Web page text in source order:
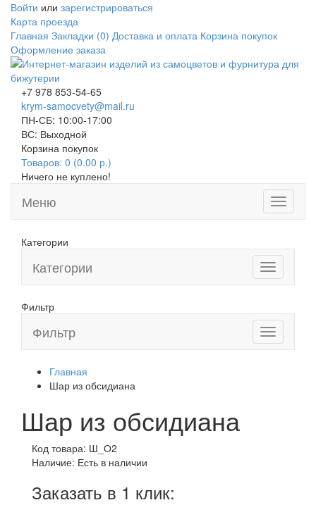
Войти или зарегистрироваться
Карта проезда
Главная Закладки (0) Доставка и оплата Корзина покупок
Оформление заказа
+7 978 853-54-65
krym-samocvety@mail.ru
ПН-СБ: 10:00-17:00
ВС: Выходной
Корзина покупок
Товаров: 0 (0.00 р.)
Ничего не куплено!
Toggle
Меню
Категории
Toggle
navigation
Категории
Фильтр
Toggle
navigation
Фильтр
Главная
Шар из обсидиана
Шар из обсидиана
Код товара: Ш_О2
Наличие: Есть в наличии
Заказать в 1 клик: